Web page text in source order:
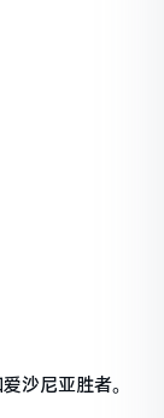
沙尼亚胜者。